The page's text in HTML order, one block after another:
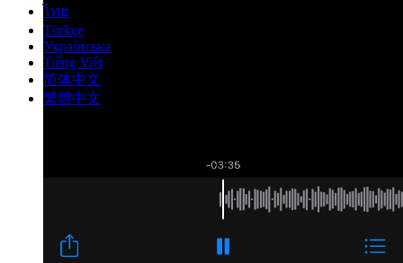
ไทย
Türkçe
Українська
Tiếng Việt
简体中文
繁體中文